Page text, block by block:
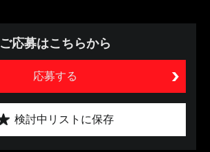
ご応募はこちらから
応募する
検討中リストに保存